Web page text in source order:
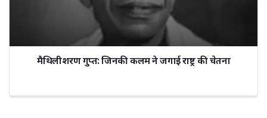
मैथिलीशरण गुप्त: जिनकी कलम ने जगाई राष्ट्र की चेतना